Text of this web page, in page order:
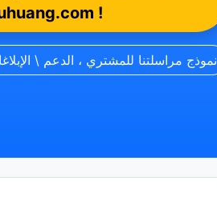
!
نموذج مراسلتنا للمشتري ، الدعم \